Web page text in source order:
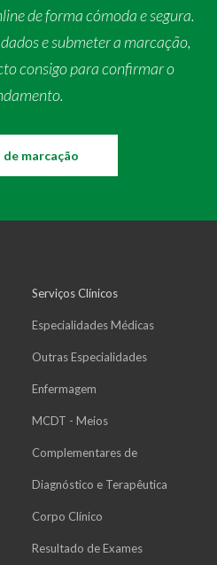
de forma cómoda e segura.
e submeter a marcação,
consigo para confirmar o
marcação
Serviços Clínicos
Especialidades Médicas
Outras Especialidades
Enfermagem
MCDT - Meios
Complementares de
Diagnóstico e Terapêutica
Corpo Clínico
Resultado de Exames